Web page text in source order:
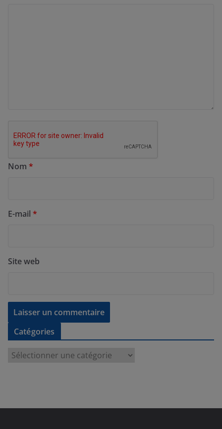
Nom *
E-mail *
Site web
Catégories